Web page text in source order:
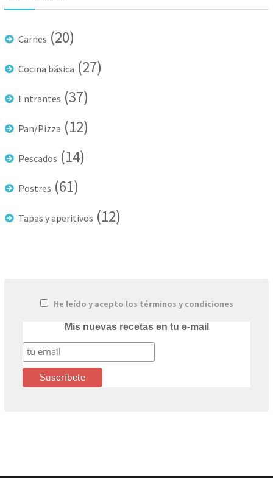
Carnes (20)
Cocina básica (27)
Entrantes (37)
Pan/Pizza (12)
Pescados (14)
Postres (61)
Tapas y aperitivos (12)
He leído y acepto los términos y condiciones
Mis nuevas recetas en tu e-mail